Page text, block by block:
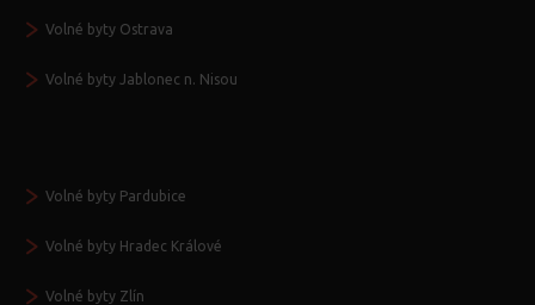
Volné byty Ostrava
Volné byty Jablonec n. Nisou
Volné byty Pardubice
Volné byty Hradec Králové
Volné byty Zlín